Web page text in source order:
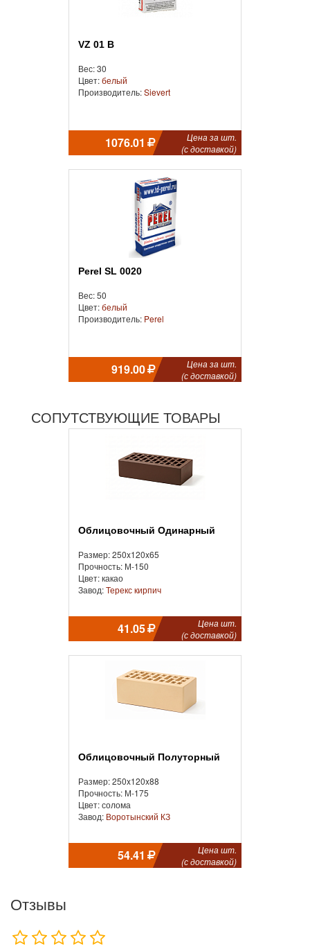
VZ 01 B
Вес: 30
Цвет:белый
Производитель:Sievert
1076.01
Цена за шт.
(с доставкой)
Perel SL 0020
Вес: 50
Цвет:белый
Производитель: Perel
919.00
Цена за шт.
(с доставкой)
СОПУТСТВУЮЩИЕ ТОВАРЫ
Облицовочный Одинарный
Размер: 250x120x65
Прочность: М-150
Цвет: какао
Завод:Терекс кирпич
41.05
Цена шт.
(с доставкой)
Облицовочный Полуторный
Размер: 250x120x88
Прочность: М-175
Цвет: солома
Завод: Воротынский КЗ
54.41
Цена шт.
(с доставкой)
Отзывы